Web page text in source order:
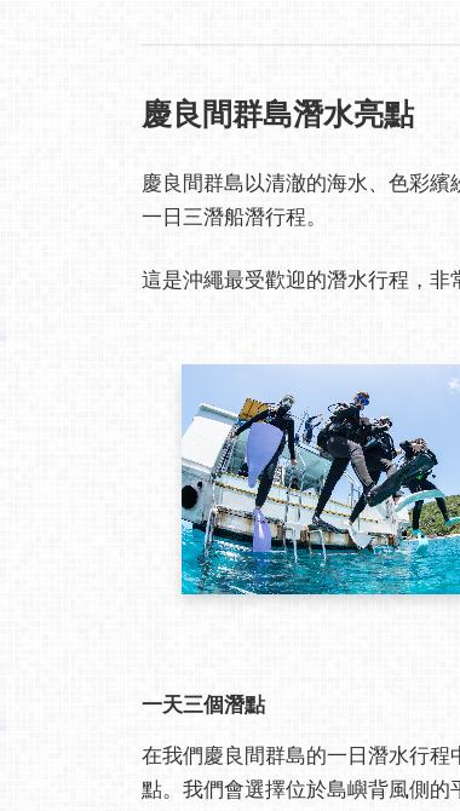
慶良間群島潛水亮點
慶良間群島以清澈的海水、色彩
一日三潛船潛行程。
這是沖繩最受歡迎的潛水行程，非
一天三個潛點
在我們慶良間群島的一日潛水行
點。我們會選擇位於島嶼背風側